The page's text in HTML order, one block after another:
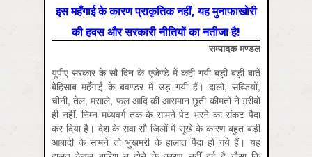
इस महँगाई के कारण प्राकृतिक नहीं, यह मुनाफाखोरी
की हवस और सरकारी नीतियों का नतीजा है!
सम्पादक मण्डल
यूपीए सरकार के सौ दिन के एजेण्डे में कही गयी बड़ी-बड़ी बातें
बेहिसाब महँगाई के बवण्डर में उड़ गयी हैं। दालों, सब्जियों,
चीनी, तेल, मसाले, फल आदि की आसमान छूती कीमतों ने ग़रीबों
ही नहीं, निम्न मध्‍यवर्ग तक के सामने पेट भरने का संकट पैदा
कर दिया है। देश के सवा सौ जिलों में सूखे के कारण बहुत बड़ी
आबादी के सामने तो भुखमरी के हालात पैदा हो गये हैं। यह